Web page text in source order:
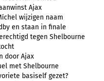
Ajax
wijzigen naam
en staan in finale
tegen Shelbourne
door Ajax
met Shelbourne
basiself gezet?